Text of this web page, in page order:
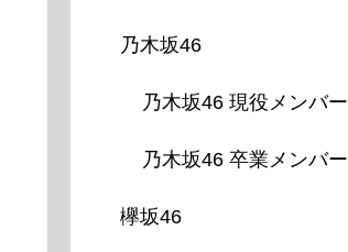
乃木坂46
乃木坂46 現役メンバー
乃木坂46 卒業メンバー
欅坂46